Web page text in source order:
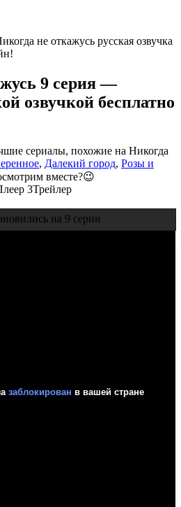
не откажусь русская озвучка
9 серия —
озвучкой бесплатно
сериалы, похожие на Никогда
, Далекий город, Розы и
вместе?😉
3Трейлер
на 9 серии